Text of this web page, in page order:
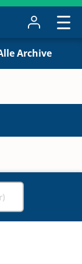
Archive